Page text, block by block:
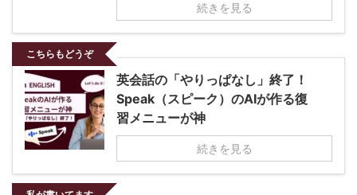
続きを見る
こちらもどうぞ
英会話の「やりっぱなし」終了！
Speak（スピーク）のAIが作る復
習メニューが神
続きを見る